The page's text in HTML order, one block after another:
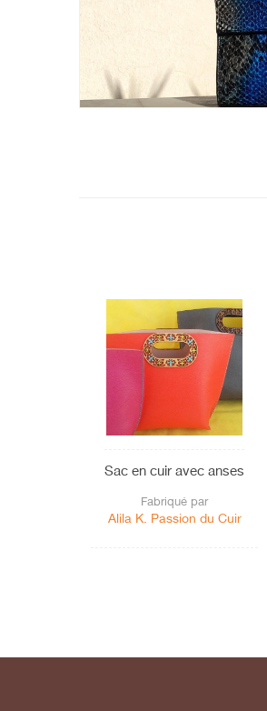
Sac en cuir avec anses
Fabriqué par
Alila K. Passion du Cuir